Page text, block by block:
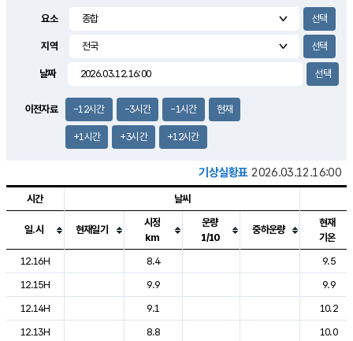
2.0m/s
요소
지역
날짜
이전자료 -12시간 -3시간 -1시간 현재
+1시간 +3시간 +12시간
기상실황표 2026.03.12.16:00
도시별 기상실황표로 지점, 날씨, 기온, 강수, 바람, 기압등을 안내한 표입
시간 날씨
일.시 현재일기
시정
km
운량
1/10
중하운량
현재
기온
12.16H
8.4
9.5
12.15H
9.9
9.9
12.14H
9.1
10.2
12.13H
8.8
10.0